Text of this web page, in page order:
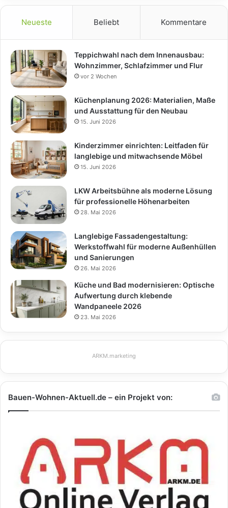
Neueste Beliebt Kommentare
Teppichwahl nach dem Innenausbau:
Wohnzimmer, Schlafzimmer und Flur
vor 2 Wochen
Küchenplanung 2026: Materialien, Maße
und Ausstattung für den Neubau
15. Juni 2026
Kinderzimmer einrichten: Leitfaden für
langlebige und mitwachsende Möbel
15. Juni 2026
LKW Arbeitsbühne als moderne Lösung
für professionelle Höhenarbeiten
28. Mai 2026
Langlebige Fassadengestaltung:
Werkstoffwahl für moderne Außenhüllen
und Sanierungen
26. Mai 2026
Küche und Bad modernisieren: Optische
Aufwertung durch klebende
Wandpaneele 2026
23. Mai 2026
ARKM.marketing
Bauen-Wohnen-Aktuell.de – ein Projekt von: